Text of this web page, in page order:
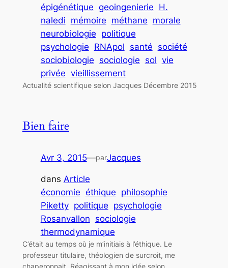
épigénétique geoingenierie H.
naledi mémoire méthane morale
neurobiologie politique
psychologie RNApol santé société
sociobiologie sociologie sol vie
privée vieillissement
Actualité scientifique selon Jacques Décembre 2015
Bien faire
Avr 3, 2015—parJacques
dans Article
économie éthique philosophie
Piketty politique psychologie
Rosanvallon sociologie
thermodynamique
C’était au temps où je m’initiais à l’éthique. Le
professeur titulaire, théologien de surcroit, me